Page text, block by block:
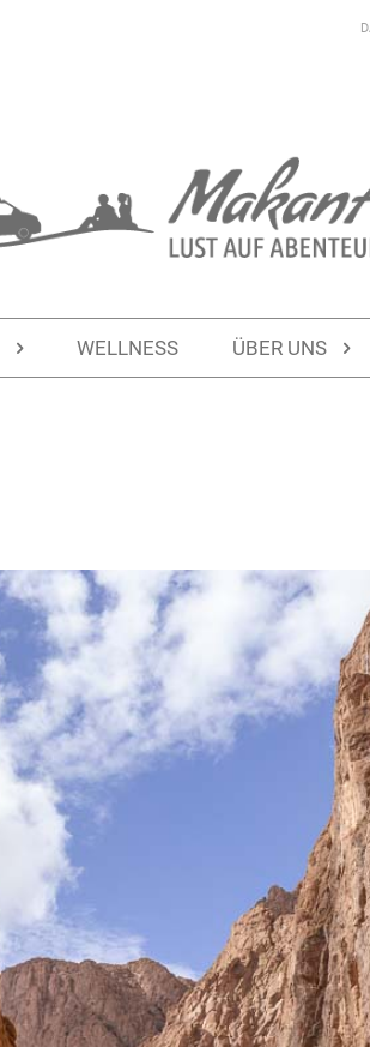
WELLNESS ÜBER UNS